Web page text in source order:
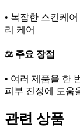
• 복잡한 스킨케
리 케어
⚖️ 주요 장점
• 여러 제품을 한
피부 진정에 도움
관련 상품